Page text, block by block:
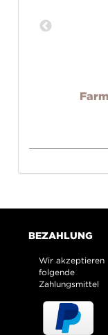
BEZAHLUNG
Wir akzeptieren
folgende
Zahlungsmittel